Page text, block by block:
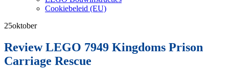
Cookiebeleid (EU)
25oktober
Review LEGO 7949 Kingdoms Prison
Carriage Rescue